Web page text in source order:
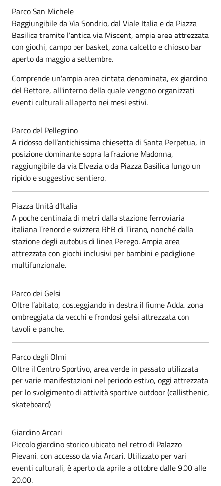
Parco San Michele
Raggiungibile da Via Sondrio, dal Viale Italia e da Piazza
Basilica tramite l’antica via Miscent, ampia area attrezzata
con giochi, campo per basket, zona calcetto e chiosco bar
aperto da maggio a settembre.
Comprende un'ampia area cintata denominata, ex giardino
del Rettore, all'interno della quale vengono organizzati
eventi culturali all'aperto nei mesi estivi.
Parco del Pellegrino
A ridosso dell’antichissima chiesetta di Santa Perpetua, in
posizione dominante sopra la frazione Madonna,
raggiungibile da via Elvezia o da Piazza Basilica lungo un
ripido e suggestivo sentiero.
Piazza Unità d'Italia
A poche centinaia di metri dalla stazione ferroviaria
italiana Trenord e svizzera RhB di Tirano, nonché dalla
stazione degli autobus di linea Perego. Ampia area
attrezzata con giochi inclusivi per bambini e padiglione
multifunzionale.
Parco dei Gelsi
Oltre l’abitato, costeggiando in destra il fiume Adda, zona
ombreggiata da vecchi e frondosi gelsi attrezzata con
tavoli e panche.
Parco degli Olmi
Oltre il Centro Sportivo, area verde in passato utilizzata
per varie manifestazioni nel periodo estivo, oggi attrezzata
per lo svolgimento di attività sportive outdoor (callisthenic,
skateboard)
Giardino Arcari
Piccolo giardino storico ubicato nel retro di Palazzo
Pievani, con accesso da via Arcari. Utilizzato per vari
eventi culturali, è aperto da aprile a ottobre dalle 9.00 alle
20.00.